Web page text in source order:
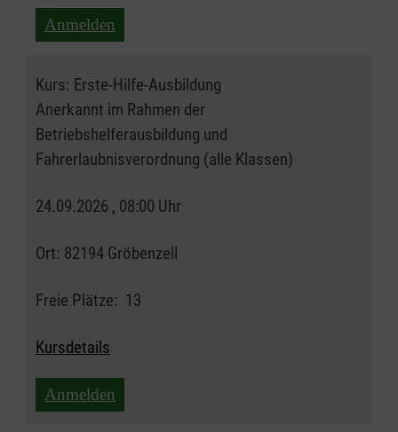
Anmelden
Kurs: Erste-Hilfe-Ausbildung
Anerkannt im Rahmen der
Betriebshelferausbildung und
Fahrerlaubnisverordnung (alle Klassen)
24.09.2026 , 08:00 Uhr
Ort: 82194 Gröbenzell
Freie Plätze: 13
Kursdetails
Anmelden